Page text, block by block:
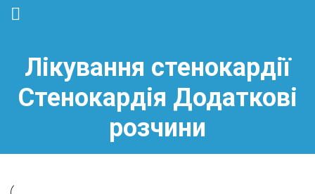
Лікування стенокардії
Стенокардія Додаткові
розчини